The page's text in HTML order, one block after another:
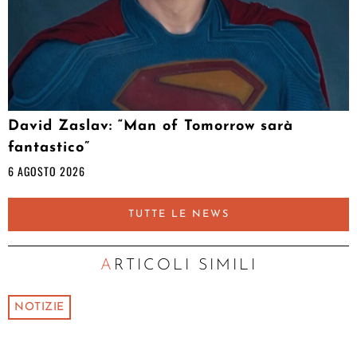
David Zaslav: “Man of Tomorrow sarà
fantastico”
6 AGOSTO 2026
TUTTE LE NEWS
ARTICOLI SIMILI
NOTIZIE